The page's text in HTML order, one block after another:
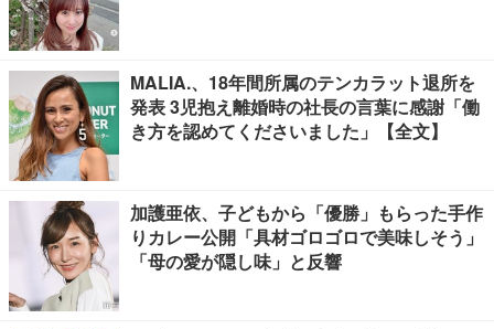
MALIA.、18年間所属のテンカラット退所を
発表 3児抱え離婚時の社長の言葉に感謝「働
き方を認めてくださいました」【全文】
加護亜依、子どもから「優勝」もらった手作
りカレー公開「具材ゴロゴロで美味しそう」
「母の愛が隠し味」と反響